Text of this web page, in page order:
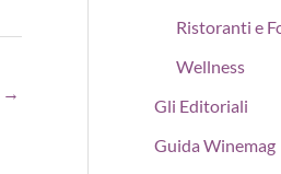
→
Ristoranti e
Wellness
Gli Editoriali
Guida Winemag